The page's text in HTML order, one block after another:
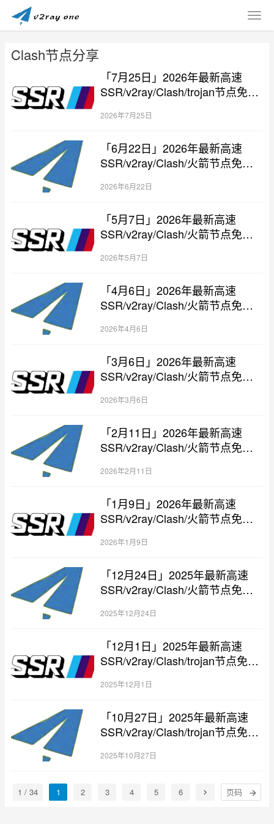
Clash节点分享
「7月25日」2026年最新高速
SSR/v2ray/Clash/trojan节点免费
2026年7月25日
「6月22日」2026年最新高速
SSR/v2ray/Clash/火箭节点免费
2026年6月22日
「5月7日」2026年最新高速
SSR/v2ray/Clash/火箭节点免费
2026年5月7日
「4月6日」2026年最新高速
SSR/v2ray/Clash/火箭节点免费
2026年4月6日
「3月6日」2026年最新高速
SSR/v2ray/Clash/火箭节点免费
2026年3月6日
「2月11日」2026年最新高速
SSR/v2ray/Clash/火箭节点免费
2026年2月11日
「1月9日」2026年最新高速
SSR/v2ray/Clash/火箭节点免费
2026年1月9日
「12月24日」2025年最新高速
SSR/v2ray/Clash/火箭节点免费
2025年12月24日
「12月1日」2025年最新高速
SSR/v2ray/Clash/trojan节点免费
2025年12月1日
「10月27日」2025年最新高速
SSR/v2ray/Clash/trojan节点免费
2025年10月27日
1 / 34 1 2 3 4 5 6